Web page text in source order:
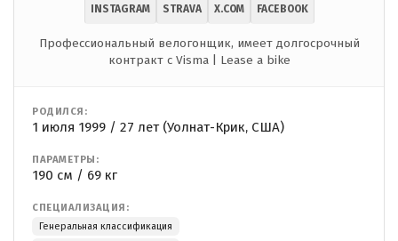
INSTAGRAM STRAVA X.COM FACEBOOK
Профессиональный велогонщик, имеет долгосрочный
контракт с Visma | Lease a bike
РОДИЛСЯ:
1 июля 1999 / 27 лет (Уолнат-Крик, США)
ПАРАМЕТРЫ:
190 см / 69 кг
СПЕЦИАЛИЗАЦИЯ:
Генеральная классификация